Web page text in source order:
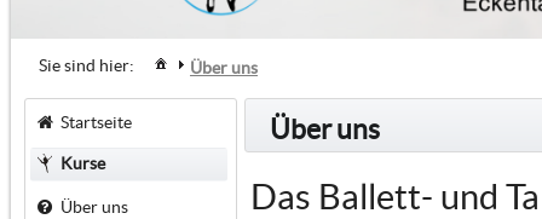
Sie sind hier: Über uns
Startseite
Kurse
Über uns
Über uns
Das Ballett- und